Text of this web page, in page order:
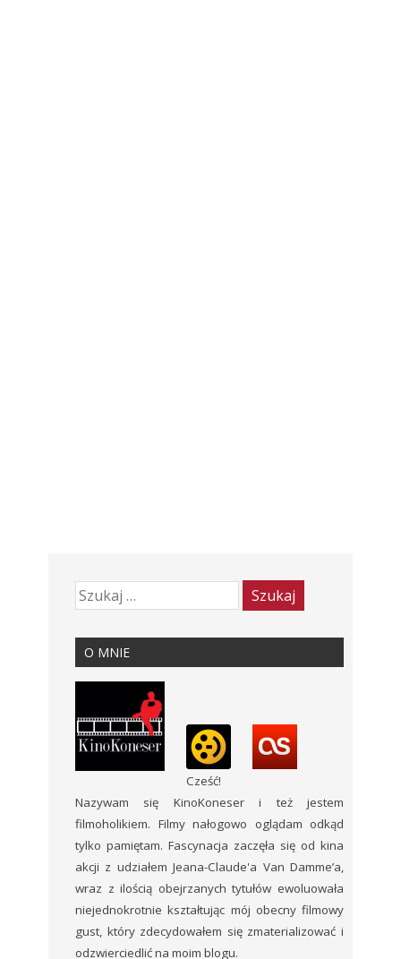
O MNIE
Cześć!
Nazywam się KinoKoneser i też jestem
filmoholikiem. Filmy nałogowo oglądam odkąd
tylko pamiętam. Fascynacja zaczęła się od kina
akcji z udziałem Jeana-Claude'a Van Damme’a,
wraz z ilością obejrzanych tytułów ewoluowała
niejednokrotnie kształtując mój obecny filmowy
gust, który zdecydowałem się zmaterializować i
odzwierciedlić na moim blogu.